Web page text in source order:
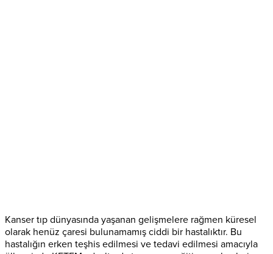
Kanser tıp dünyasında yaşanan gelişmelere rağmen küresel
olarak henüz çaresi bulunamamış ciddi bir hastalıktır. Bu
hastalığın erken teşhis edilmesi ve tedavi edilmesi amacıyla